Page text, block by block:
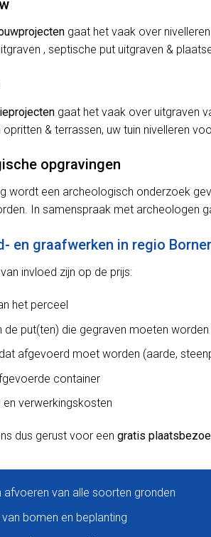
gaat het vaak over
, septische put uitgraven &
gaat het vaak over uitgraven
& terrassen, uw tuin nivelleren
opgravingen
wordt een archeologisch onderzoek
In samenspraak met archeologen
en graafwerken in regio
invloed zijn op de prijs:
het perceel
de put(ten) die gegraven moeten worden
afgevoerd moet worden (aarde,
container
en verwerkingskosten
dus gerust voor een gratis
afvoeren van alle soorten gronden
bomen en beplanting